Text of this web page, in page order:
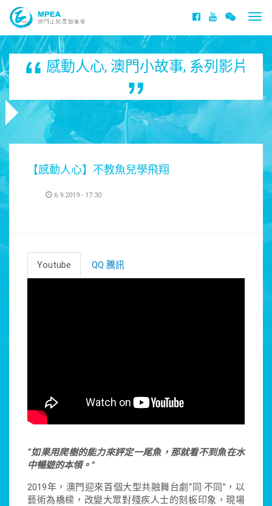
感動人心, 澳門小故事, 系列影片
【感動人心】不教魚兒學飛翔
6.9.2019 - 17:30
Youtube QQ 騰訊
“如果用爬樹的能力來評定一尾魚，那就看不到魚在水
中暢遊的本領。”
2019年，澳門迎來首個大型共融舞台劇“同·不同”，以
藝術為橋樑，改變大眾對殘疾人士的刻板印象，現場